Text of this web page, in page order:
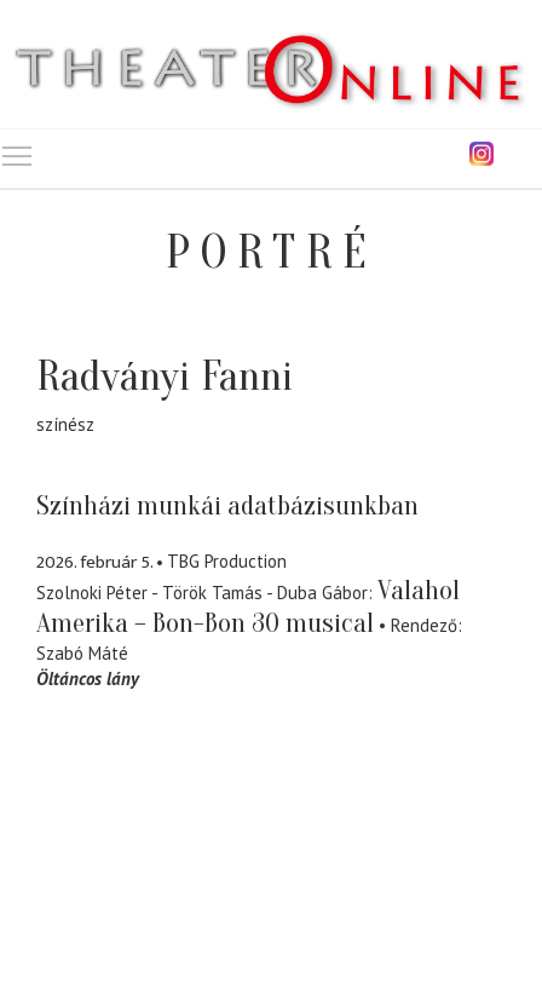
PORTRÉ
Radványi Fanni
színész
Színházi munkái adatbázisunkban
2026. február 5.
TBG Production
Szolnoki Péter - Török Tamás - Duba Gábor Valahol
Amerika – Bon-Bon 30 musical
Rendező
Szabó Máté
Öltáncos lány